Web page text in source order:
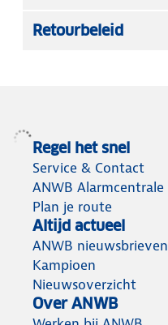
Retourbeleid
Regel het snel
Service & Contact
ANWB Alarmcentrale
Plan je route
Altijd actueel
ANWB nieuwsbrieven
Kampioen
Nieuwsoverzicht
Over ANWB